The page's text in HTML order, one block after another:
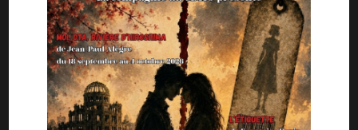
Une comédie de Jérôme Dubois par l’atelier
théâtre adulte du jeudi.
Mise en scène : Christine WIDAR
Avec : Maud BLATCHA, Julie CLEMENT, Emma
DE KEUKELEIRE,
Julien DUMONT, Colette GODFRIN, Stéphane